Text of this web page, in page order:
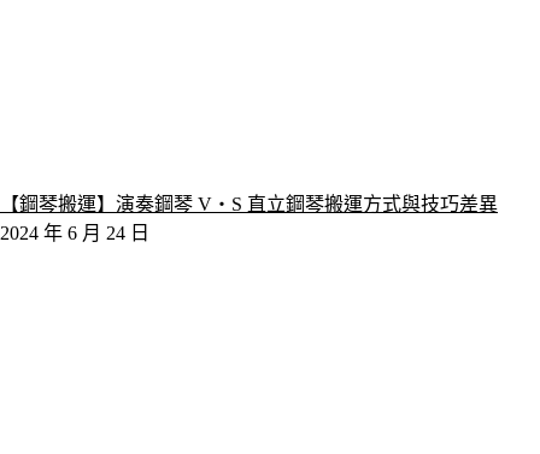
【鋼琴搬運】演奏鋼琴 V‧S 直立鋼琴搬運方式與技巧差異
2024 年 6 月 24 日